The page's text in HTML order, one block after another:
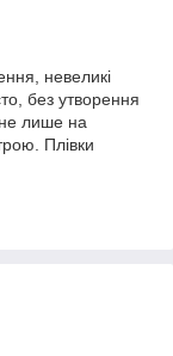
невеликі
без утворення
лише на
Плівки